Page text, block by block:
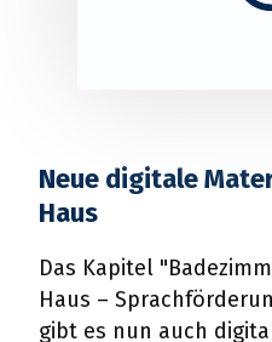
Neue digitale
Haus
Das Kapitel
Haus –
gibt es nun auch